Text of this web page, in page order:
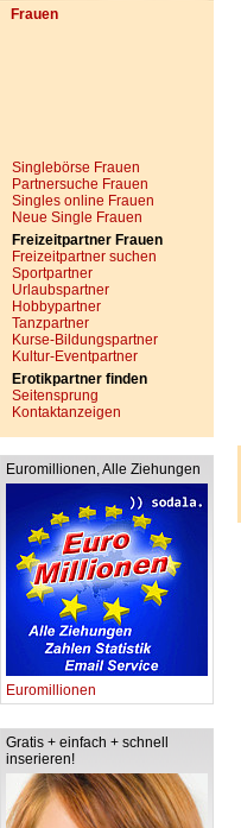
Frauen
Singlebörse Frauen
Partnersuche Frauen
Singles online Frauen
Neue Single Frauen
Freizeitpartner Frauen
Freizeitpartner suchen
Sportpartner
Urlaubspartner
Hobbypartner
Tanzpartner
Kurse-Bildungspartner
Kultur-Eventpartner
Erotikpartner finden
Seitensprung
Kontaktanzeigen
Euromillionen, Alle Ziehungen
Euromillionen
Gratis + einfach + schnell
inserieren!